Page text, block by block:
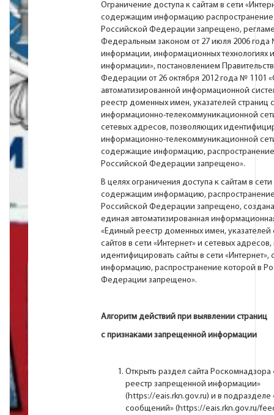
Ограничение доступа к сайтам в сети
содержащим информацию распространение
Российской Федерации запрещено,
Федеральным законом от 27 июля 2006
информации, информационных технологиях
информации», постановлением
Федерации от 26 октября 2012 года № 1101
автоматизированной информационной
реестр доменных имен, указателей страниц
информационно-телекоммуникационной
сетевых адресов, позволяющих
информационно-телекоммуникационной
содержащие информацию,
Российской Федерации запрещено».
В целях ограничения доступа к сайтам в сети
содержащим информацию,
Российской Федерации запрещено,
единая автоматизированная
«Единый реестр доменных имен, указателей
сайтов в сети «Интернет» и сетевых
идентифицировать сайты в сети
информацию, распространение которой в
Федерации запрещено».
Алгоритм действий при выявлении страниц
с признаками запрещенной информации
Открыть раздел сайта Роскомнадзора
реестр запрещенной информации»
( https://eais.rkn.gov.ru) и в подразделе
сообщений» ( https://eais.rkn.gov.ru/